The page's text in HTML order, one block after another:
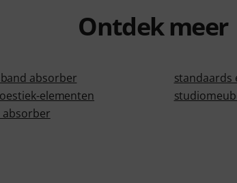
Ontdek meer
absorber
elementen
standaards